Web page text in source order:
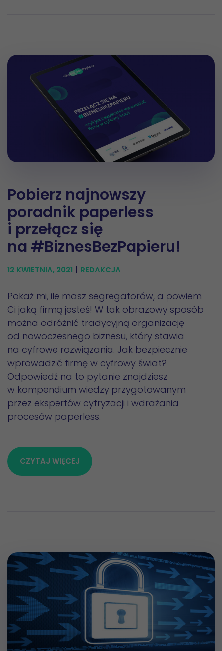
Pobierz najnowszy
poradnik paperless
i przełącz się
na #BiznesBezPapieru!
12 KWIETNIA, 2021 | REDAKCJA
Pokaż mi, ile masz segregatorów, a powiem
Ci jaką firmą jesteś! W tak obrazowy sposób
można odróżnić tradycyjną organizację
od nowoczesnego biznesu, który stawia
na cyfrowe rozwiązania. Jak bezpiecznie
wprowadzić firmę w cyfrowy świat?
Odpowiedź na to pytanie znajdziesz
w kompendium wiedzy przygotowanym
przez ekspertów cyfryzacji i wdrażania
procesów paperless.
CZYTAJ WIĘCEJ